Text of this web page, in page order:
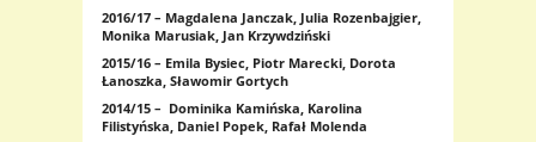
2016/17 – Magdalena Janczak, Julia Rozenbajgier,
Monika Marusiak, Jan Krzywdziński
2015/16 – Emila Bysiec, Piotr Marecki, Dorota
Łanoszka, Sławomir Gortych
2014/15 – Dominika Kamińska, Karolina
Filistyńska, Daniel Popek, Rafał Molenda